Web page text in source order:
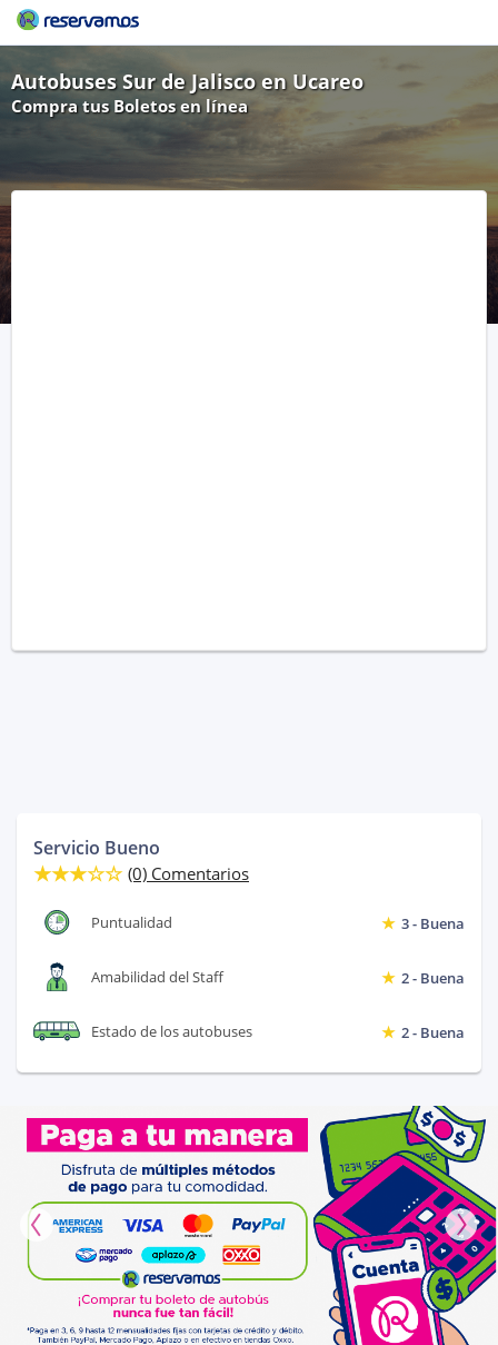
Autobuses Sur de Jalisco en Ucareo
Compra tus Boletos en línea
Servicio Bueno
(0) Comentarios
Puntualidad 3 - Buena
Amabilidad del Staff 2 - Buena
Estado de los autobuses 2 - Buena